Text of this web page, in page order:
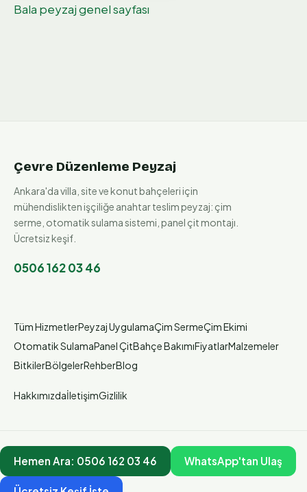
Bala peyzaj genel sayfası
Çevre Düzenleme Peyzaj
Ankara'da villa, site ve konut bahçeleri için
mühendislikten işçiliğe anahtar teslim peyzaj: çim
serme, otomatik sulama sistemi, panel çit montajı.
Ücretsiz keşif.
0506 162 03 46
Tüm HizmetlerPeyzaj UygulamaÇim SermeÇim Ekimi
Otomatik SulamaPanel ÇitBahçe BakımıFiyatlarMalzemeler
BitkilerBölgelerRehberBlog
HakkımızdaİletişimGizlilik
Hemen Ara: 0506 162 03 46 WhatsApp'tan Ulaş